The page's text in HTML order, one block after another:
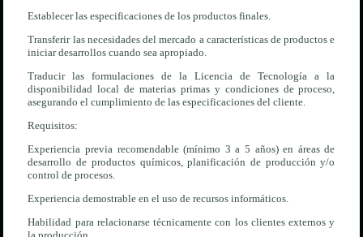
Establecer las especificaciones de los productos finales.
Transferir las necesidades del mercado a características de productos e
iniciar desarrollos cuando sea apropiado.
Traducir las formulaciones de la Licencia de Tecnología a la
disponibilidad local de materias primas y condiciones de proceso,
asegurando el cumplimiento de las especificaciones del cliente.
Requisitos:
Experiencia previa recomendable (mínimo 3 a 5 años) en áreas de
desarrollo de productos químicos, planificación de producción y/o
control de procesos.
Experiencia demostrable en el uso de recursos informáticos.
Habilidad para relacionarse técnicamente con los clientes externos y